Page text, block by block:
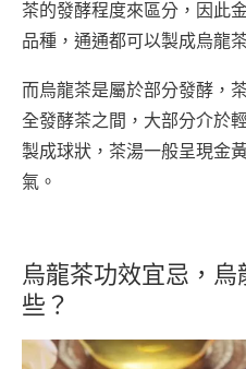
茶的發酵程度來區分，因此
品種，通通都可以製成烏龍
而烏龍茶是屬於部分發酵，
全發酵茶之間，大部分介於
製成球狀，茶湯一般呈現金
氣。
烏龍茶功效宜忌，
些？